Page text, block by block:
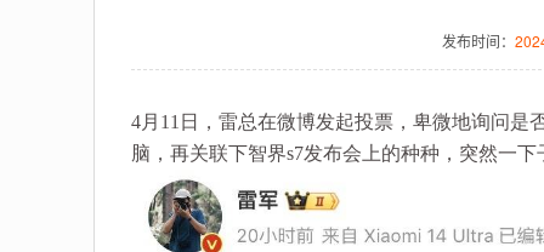
发布时间：
4月11日，雷总在微博发起投票，卑微地询问是
脑，再关联下智界s7发布会上的种种，突然一下